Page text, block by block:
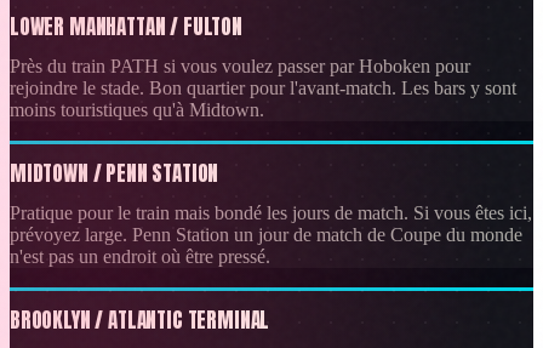
LOWER MANHATTAN / FULTON
Près du train PATH si vous voulez passer par Hoboken pour
rejoindre le stade. Bon quartier pour l'avant-match. Les bars y sont
moins touristiques qu'à Midtown.
MIDTOWN / PENN STATION
Pratique pour le train mais bondé les jours de match. Si vous êtes ici,
prévoyez large. Penn Station un jour de match de Coupe du monde
n'est pas un endroit où être pressé.
BROOKLYN / ATLANTIC TERMINAL